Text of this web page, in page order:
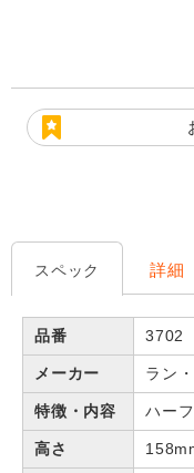
スペック 詳細
品番 3702
メーカー ラン
特徴・内容 ハー
高さ